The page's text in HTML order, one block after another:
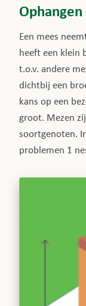
Een mees
heeft een klein
t.o.v. andere
dichtbij een
kans op een
groot. Mezen
soortgenoten.
problemen 1